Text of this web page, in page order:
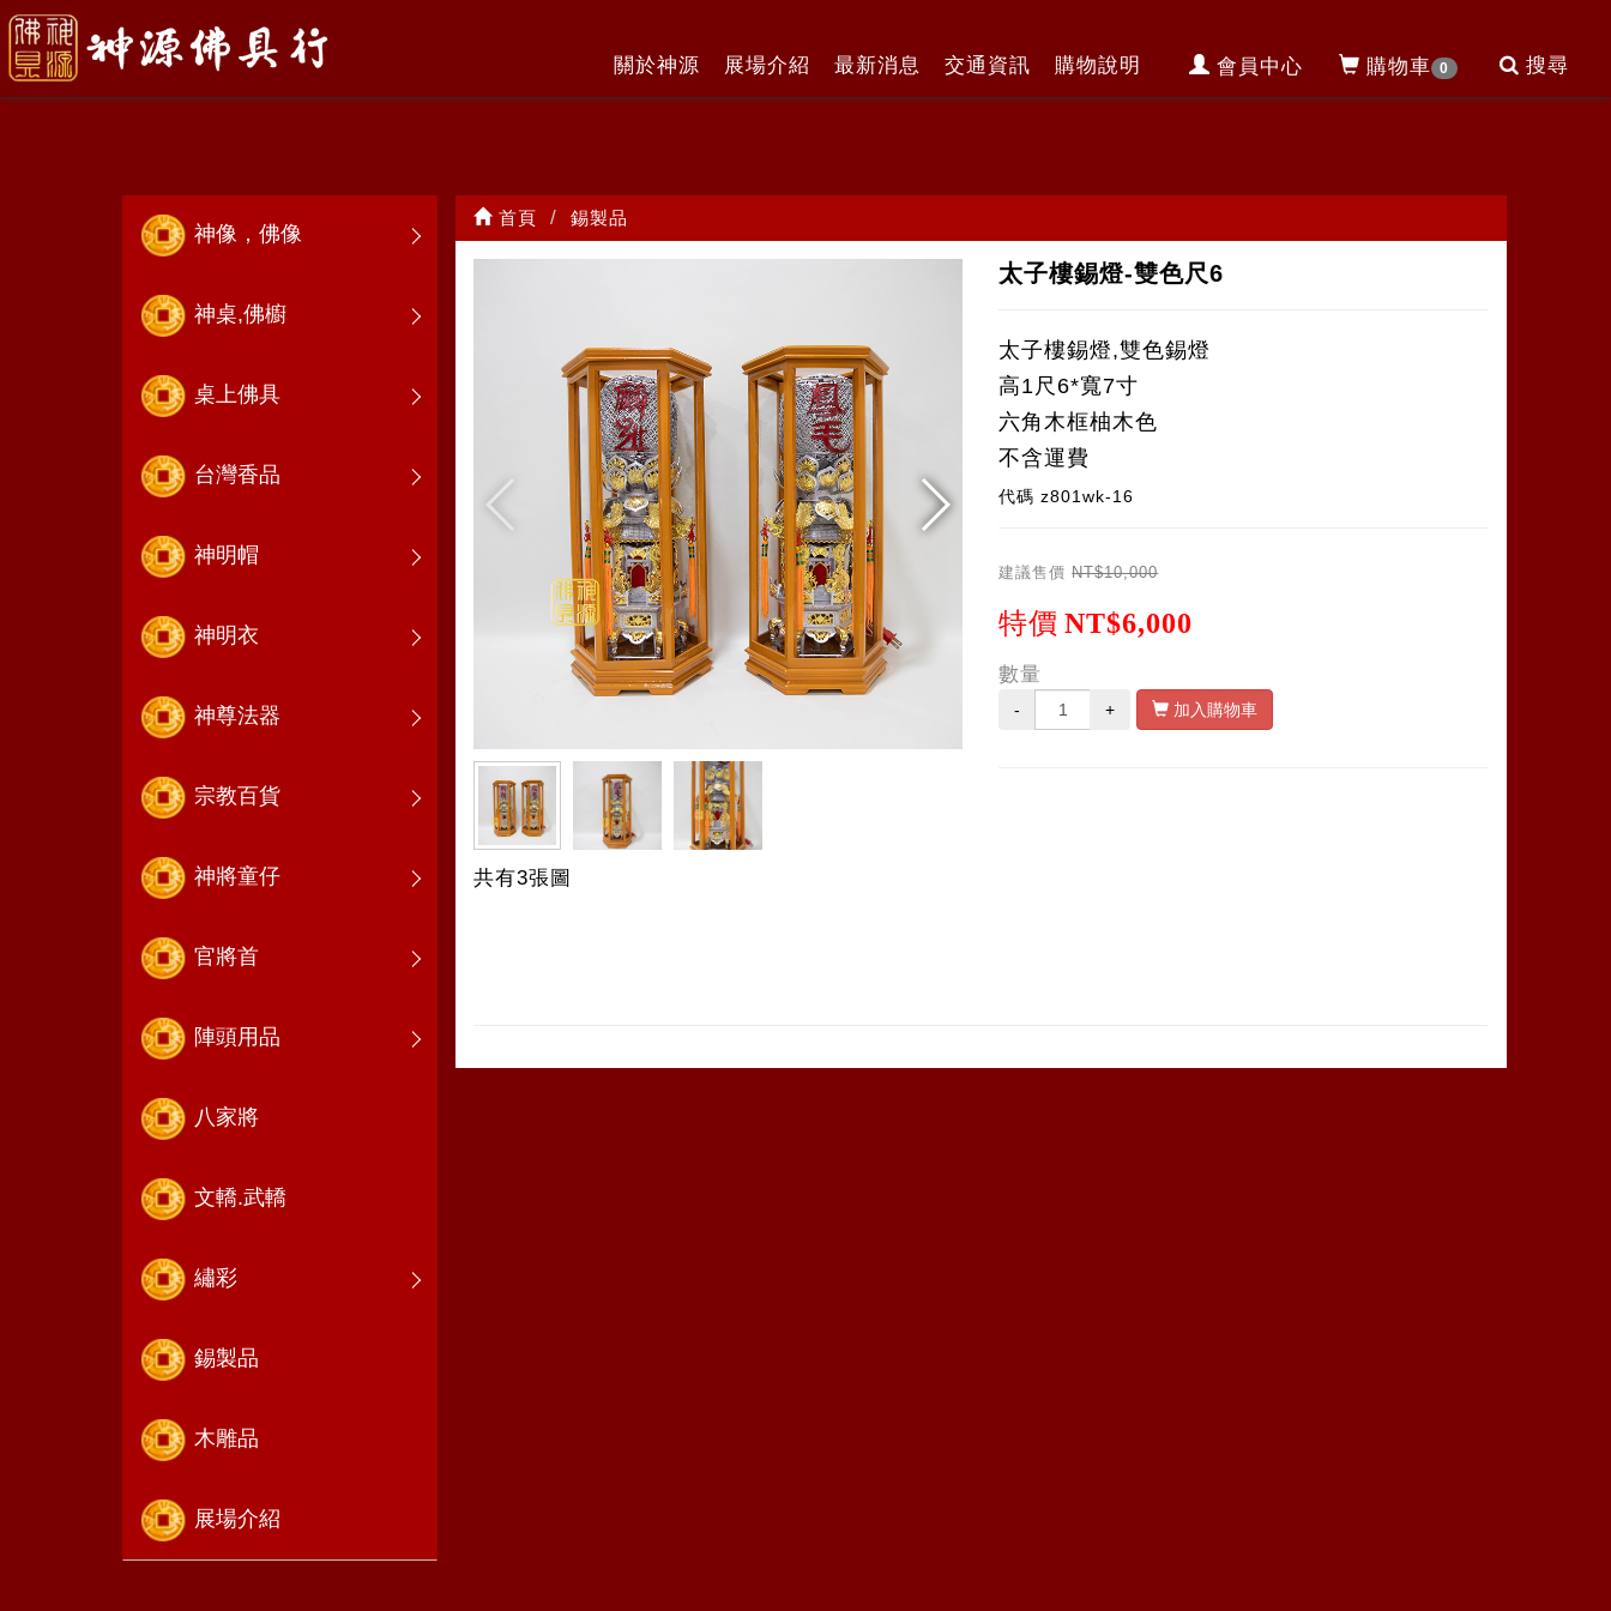
會員中心 購物車 0 搜尋
關於神源 展場介紹 最新消息 交通資訊 購物說明
錫製品
神像，佛像
神桌,佛櫥
桌上佛具
台灣香品
神明帽
神明衣
神尊法器
宗教百貨
神將童仔
官將首
陣頭用品
八家將
文轎.武轎
繡彩
錫製品
木雕品
展場介紹
首頁 錫製品
共有3張圖
太子樓錫燈-雙色尺6
太子樓錫燈,雙色錫燈
高1尺6*寬7寸
六角木框柚木色
不含運費
代碼z801wk-16
建議售價 NT$10,000
特價 NT$6,000
數量
- + 加入購物車